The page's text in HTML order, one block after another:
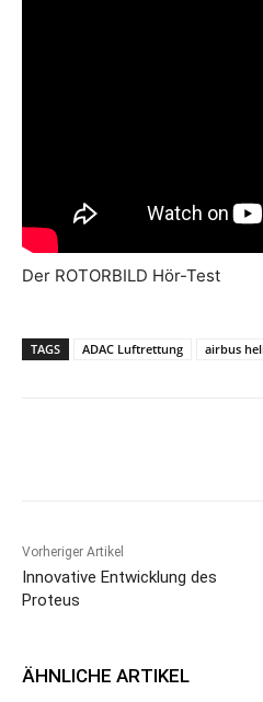
Der ROTORBILD Hör-Test
TAGS ADAC Luftrettung airbus
Vorheriger Artikel
Innovative Entwicklung des
Proteus
ÄHNLICHE ARTIKEL